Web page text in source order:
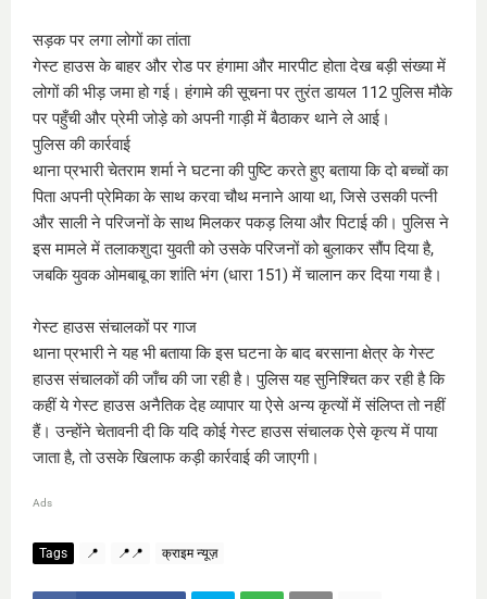
सड़क पर लगा लोगों का तांता
गेस्ट हाउस के बाहर और रोड पर हंगामा और मारपीट होता देख बड़ी संख्या में
लोगों की भीड़ जमा हो गई। हंगामे की सूचना पर तुरंत डायल 112 पुलिस मौके
पर पहुँची और प्रेमी जोड़े को अपनी गाड़ी में बैठाकर थाने ले आई।
पुलिस की कार्रवाई
थाना प्रभारी चेतराम शर्मा ने घटना की पुष्टि करते हुए बताया कि दो बच्चों का
पिता अपनी प्रेमिका के साथ करवा चौथ मनाने आया था, जिसे उसकी पत्नी
और साली ने परिजनों के साथ मिलकर पकड़ लिया और पिटाई की। पुलिस ने
इस मामले में तलाकशुदा युवती को उसके परिजनों को बुलाकर सौंप दिया है,
जबकि युवक ओमबाबू का शांति भंग (धारा 151) में चालान कर दिया गया है।
गेस्ट हाउस संचालकों पर गाज
थाना प्रभारी ने यह भी बताया कि इस घटना के बाद बरसाना क्षेत्र के गेस्ट
हाउस संचालकों की जाँच की जा रही है। पुलिस यह सुनिश्चित कर रही है कि
कहीं ये गेस्ट हाउस अनैतिक देह व्यापार या ऐसे अन्य कृत्यों में संलिप्त तो नहीं
हैं। उन्होंने चेतावनी दी कि यदि कोई गेस्ट हाउस संचालक ऐसे कृत्य में पाया
जाता है, तो उसके खिलाफ कड़ी कार्रवाई की जाएगी।
Ads
Tags 📍 📍📍 क्राइम न्यूज़